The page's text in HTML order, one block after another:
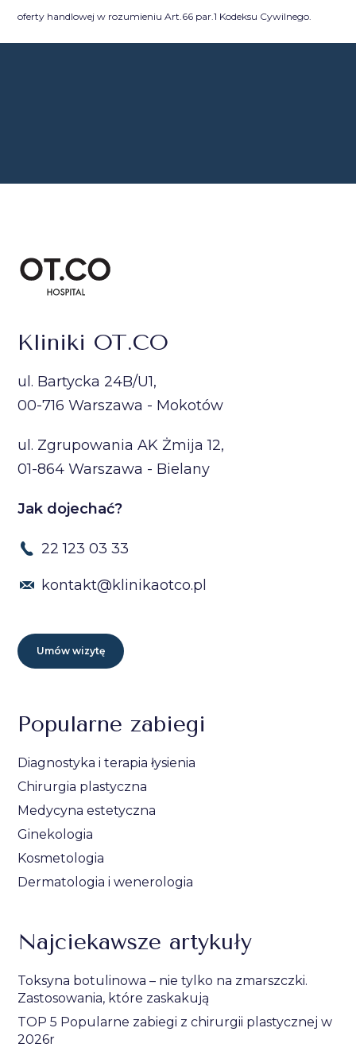
oferty handlowej w rozumieniu Art.66 par.1 Kodeksu Cywilnego.
Kliniki OT.CO
ul. Bartycka 24B/U1,
00-716 Warszawa - Mokotów
ul. Zgrupowania AK Żmija 12,
01-864 Warszawa - Bielany
Jak dojechać?
22 123 03 33
kontakt@klinikaotco.pl
Umów wizytę
Popularne zabiegi
Diagnostyka i terapia łysienia
Chirurgia plastyczna
Medycyna estetyczna
Ginekologia
Kosmetologia
Dermatologia i wenerologia
Najciekawsze artykuły
Toksyna botulinowa – nie tylko na zmarszczki.
Zastosowania, które zaskakują
TOP 5 Popularne zabiegi z chirurgii plastycznej w
2026r